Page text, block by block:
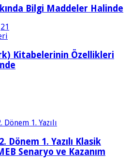
Bilgi Maddeler Halinde
21
Kitabelerinin Özellikleri
Dönem 1. Yazılı Klasik
Senaryo ve Kazanım